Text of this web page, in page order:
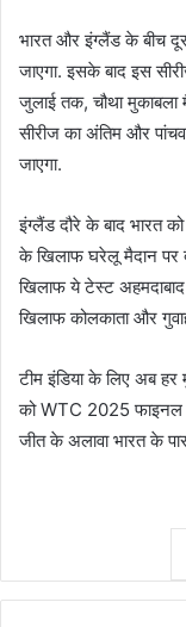
भारत और इंग्लैंड के बीच
जाएगा. इसके बाद इस
जुलाई तक, चौथा
सीरीज का अंतिम और
जाएगा.
इंग्लैंड दौरे के बाद भारत
के खिलाफ घरेलू मैदान पर
खिलाफ ये टेस्ट
खिलाफ कोलकाता और
टीम इंडिया के लिए अब
को WTC 2025 फाइनल
जीत के अलावा भारत के